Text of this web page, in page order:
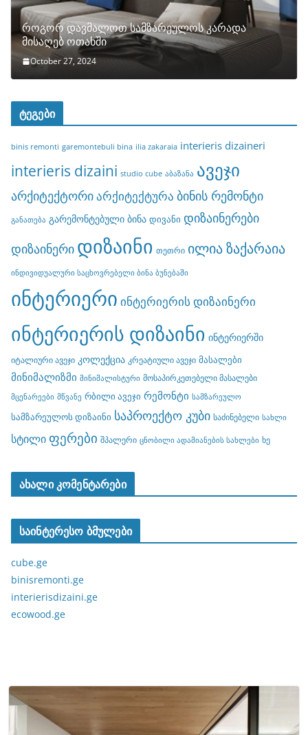
როგორ დავმალოთ სამზარეულოს კარადა
მისაღებ ოთახში
October 27, 2024
ტეგები
binis remonti garemontebuli bina ilia zakaraia interieris dizaineri
interieris dizaini studio cube აბაზანა ავეჯი
არქიტექტორიარქიტექტურა ბინის რემონტი
განათება გარემონტებული ბინა დივანი დიზაინერები
დიზაინერი დიზაინი თეთრი ილია ზაქარაია
ინდივიდუალური საცხოვრებელი ბინა ბუნებაში
ინტერიერი ინტერიერის დიზაინერი
ინტერიერის დიზაინი ინტერიერში
იტალიური ავეჯი კოლექცია კრეატიული ავეჯი მასალები
მინიმალიზმი მინიმალისტური მოსაპირკეთებელი მასალები
მცენარეები მწვანე რბილი ავეჯი რემონტი სამზარეულო
სამზარეულოს დიზაინი საპროექტო კუბი საძინებელი სახლი
სტილი ფერები შპალერი ცნობილი ადამიანების სახლები ხე
ახალი კომენტარები
საინტერესო ბმულები
cube.ge
binisremonti.ge
interierisdizaini.ge
ecowood.ge